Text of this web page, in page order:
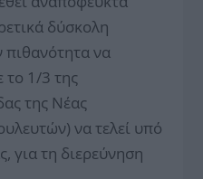
δύσκολη
πιθανότητα να
το 1/3 της
της Νέας
να τελεί υπό
για τη διερεύνηση